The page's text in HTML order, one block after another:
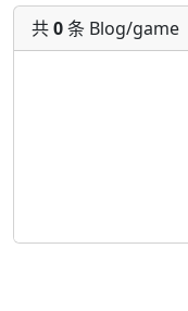
共0条 Blog/game